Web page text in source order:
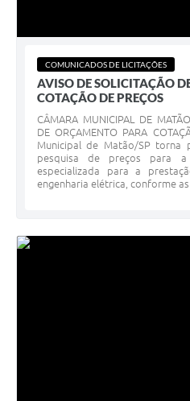
COMUNICADOS DE LICITAÇÕES
AVISO DE SOLICITAÇÃO
COTAÇÃO DE PREÇOS
CÂMARA MUNICIPAL DE
DE ORÇAMENTO PARA
Municipal de Matão/SP torna
pesquisa de preços para a
especializada para a
engenharia elétrica, conforme as